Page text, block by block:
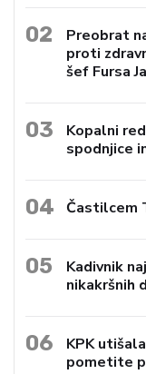
02
Preobrat
proti
šef Fursa
03
Kopalni
spodnjice
04 Častilcem
05
Kadivnik
nikakršnih
06
KPK
pometite